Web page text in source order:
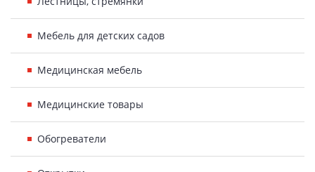
Мебель для детских садов
Медицинская мебель
Медицинские товары
Обогреватели